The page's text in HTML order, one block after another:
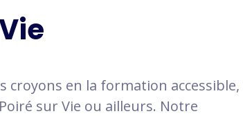
croyons en la formation accessible,
sur Vie ou ailleurs. Notre